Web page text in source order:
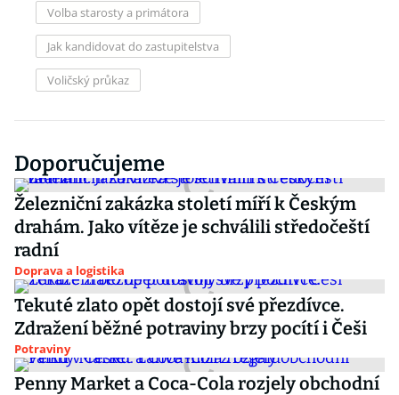
Volba starosty a primátora
Jak kandidovat do zastupitelstva
Voličský průkaz
Doporučujeme
Železniční zakázka století míří k Českým
drahám. Jako vítěze je schválili středočeští
radní
Doprava a logistika
Tekuté zlato opět dostojí své přezdívce.
Zdražení běžné potraviny brzy pocítí i Češi
Potraviny
Penny Market a Coca-Cola rozjely obchodní